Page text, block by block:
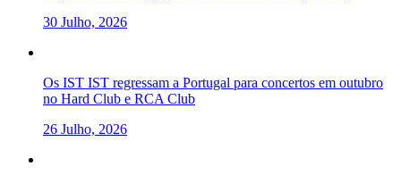
30 Julho, 2026
Os IST IST regressam a Portugal para concertos em outubro
no Hard Club e RCA Club
26 Julho, 2026